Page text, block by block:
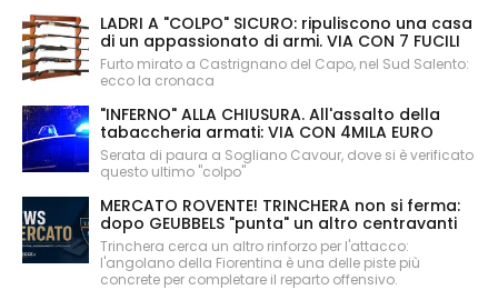
LADRI A "COLPO" SICURO: ripuliscono una casa
di un appassionato di armi. VIA CON 7 FUCILI
Furto mirato a Castrignano del Capo, nel Sud Salento:
ecco la cronaca
"INFERNO" ALLA CHIUSURA. All'assalto della
tabaccheria armati: VIA CON 4MILA EURO
Serata di paura a Sogliano Cavour, dove si è verificato
questo ultimo "colpo"
MERCATO ROVENTE! TRINCHERA non si ferma:
dopo GEUBBELS "punta" un altro centravanti
Trinchera cerca un altro rinforzo per l'attacco:
l'angolano della Fiorentina è una delle piste più
concrete per completare il reparto offensivo.